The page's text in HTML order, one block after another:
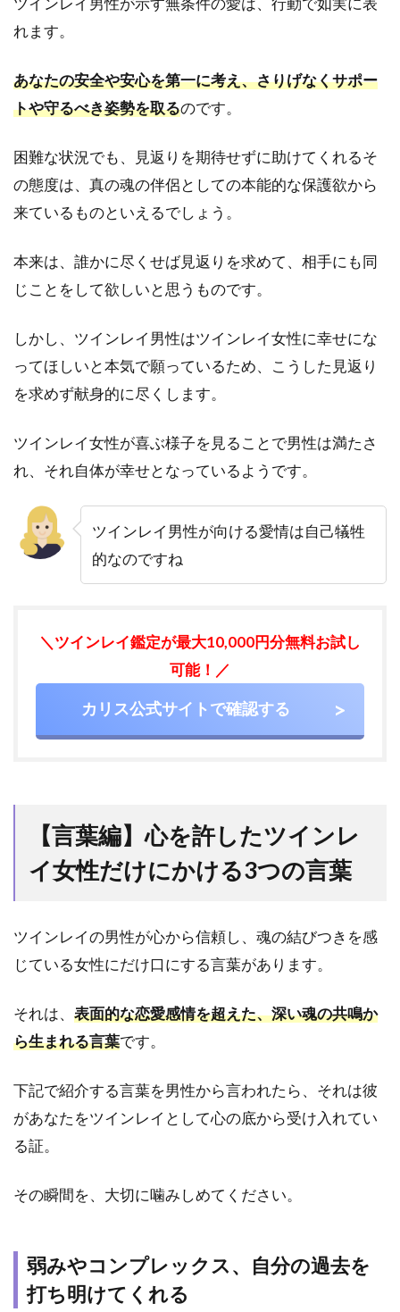
わな
いと
自信
くし
てい
る
5.3
失う
のが
怖す
告白
する
覚悟
きな
6
イ男
性が
と
き！
現実
が好
タイ
ミン
自立
した
とき
レン
間・
試練
を乗
り越
が覚
悟を
6.3
ない
と他
の男
れます。
あなたの安全や安心を第一に考え、さりげなくサポー
トや守るべき姿勢を取るのです。
困難な状況でも、見返りを期待せずに助けてくれるそ
の態度は、真の魂の伴侶としての本能的な保護欲から
来ているものといえるでしょう。
本来は、誰かに尽くせば見返りを求めて、相手にも同
じことをして欲しいと思うものです。
しかし、ツインレイ男性はツインレイ女性に幸せにな
ってほしいと本気で願っているため、こうした見返り
を求めず献身的に尽くします。
ツインレイ女性が喜ぶ様子を見ることで男性は満たさ
れ、それ自体が幸せとなっているようです。
ツインレイ男性が向ける愛情は自己犠牲
的なのですね
＼ツインレイ鑑定が最大10,000円分無料お試し
可能！／
カリス公式サイトで確認する
【言葉編】心を許したツインレ
イ女性だけにかける3つの言葉
ツインレイの男性が心から信頼し、魂の結びつきを感
じている女性にだけ口にする言葉があります。
それは、 表面的な恋愛感情を超えた、深い魂の共鳴か
ら生まれる言葉です。
下記で紹介する言葉を男性から言われたら、それは彼
があなたをツインレイとして心の底から受け入れてい
る証。
その瞬間を、大切に噛みしめてください。
弱みやコンプレックス、自分の過去を
打ち明けてくれる